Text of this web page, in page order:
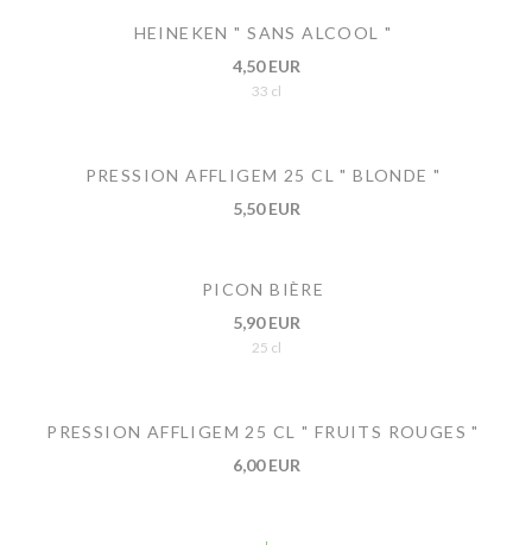
HEINEKEN " SANS ALCOOL "
4,50 EUR
33 cl
PRESSION AFFLIGEM 25 CL " BLONDE "
5,50 EUR
PICON BIÈRE
5,90 EUR
25 cl
PRESSION AFFLIGEM 25 CL " FRUITS ROUGES "
6,00 EUR